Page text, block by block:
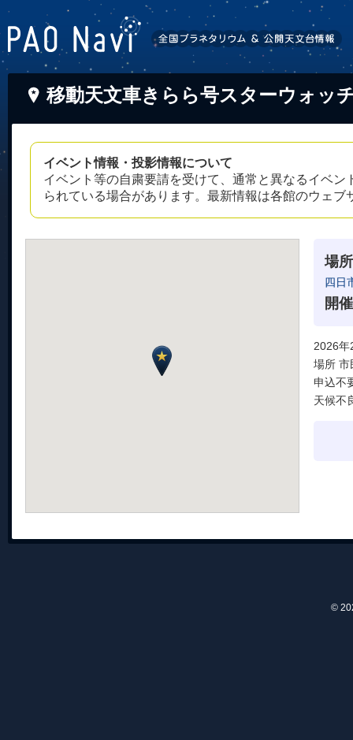
移動天文車きらら号スターウォッ
イベント情報・投影情報について
イベント等の自粛要請を受けて、通常と異なるイベ
られている場合があります。最新情報は各館のウェ
場所
四日
開
2026年
場所 市
申込不
天候不
©